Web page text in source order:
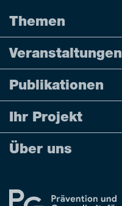
Themen
Veranstaltungen
Publikationen
Ihr Projekt
Über uns